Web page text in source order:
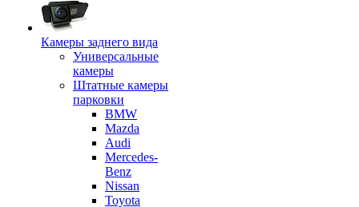
Камеры заднего вида
Универсальные
камеры
Штатные камеры
парковки
BMW
Mazda
Audi
Mercedes-
Benz
Nissan
Toyota